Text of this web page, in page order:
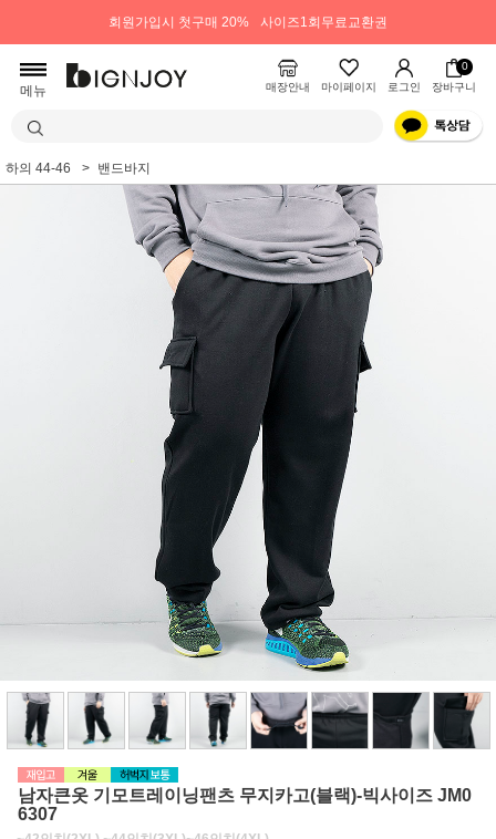
회원가입시 첫구매 20% 사이즈1회무료교환권
메뉴 매장안내 마이페이지 로그인
0
장바구니
하의 44-46 밴드바지
남자큰옷 기모트레이닝팬츠 무지카고(블랙)-빅사이즈 JM0
6307